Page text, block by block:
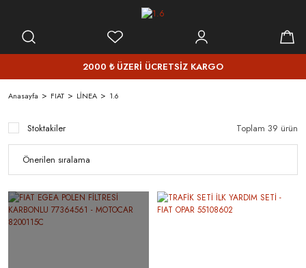
2000 ₺ ÜZERİ ÜCRETSİZ KARGO
Anasayfa FIAT LİNEA 1.6
Stoktakiler Toplam 39 ürün